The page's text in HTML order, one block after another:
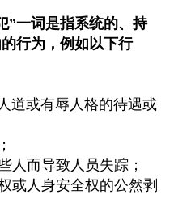
”一词是指系统的、持
行为，例如以下行
道或有辱人格的待遇或
人而导致人员失踪；
或人身安全权的公然剥